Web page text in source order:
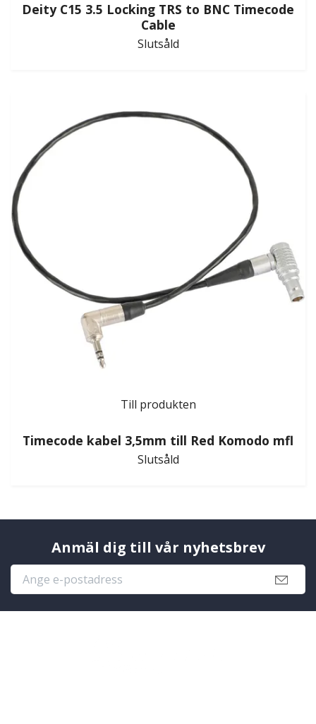
Deity C15 3.5 Locking TRS to BNC Timecode
Cable
Slutsåld
Till produkten
Timecode kabel 3,5mm till Red Komodo mfl
Slutsåld
Anmäl dig till vår nyhetsbrev